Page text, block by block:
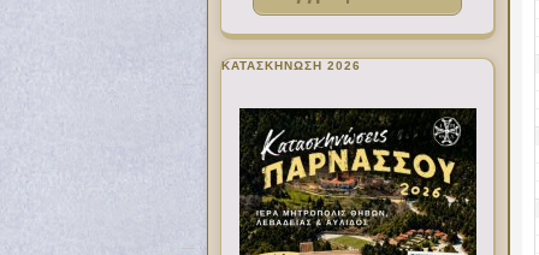
ΚΑΤΑΣΚΗΝΩΣΗ 2026